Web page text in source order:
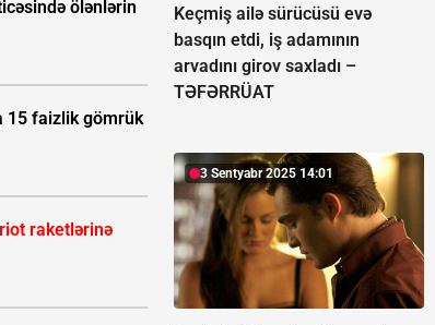
ölənlərin
15 faizlik gömrük
raketlərinə
Keçmiş ailə sürücüsü evə
basqın etdi, iş adamının
arvadını girov saxladı –
TƏFƏRRÜAT
3 Sentyabr 2025 14:01